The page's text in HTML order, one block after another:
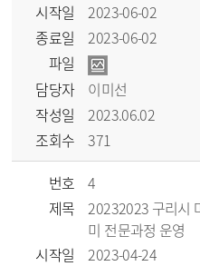
시작일
2023-06-02
종료일
2023-06-02
파일
담당자
이미선
작성일
2023.06.02
조회수
371
번호
4
제목
20232023 구리시
미 전문과정 운영
시작일
2023-04-24